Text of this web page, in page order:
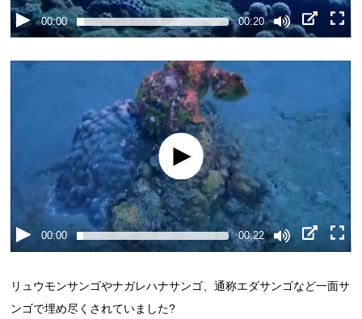
00:00 00:20
00:00 00:22
リュウモンサンゴやナガレハナサンゴ、通称エダサンゴなど一面サ
ンゴで埋め尽くされていました?